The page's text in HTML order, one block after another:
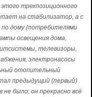
этого трехпозиционного
на стабилизатор, а с
дому (потребителями
освещения дома,
телевизоры,
электронасосы
отопительный
предыдущий (первый)
не было: он прекрасно всё